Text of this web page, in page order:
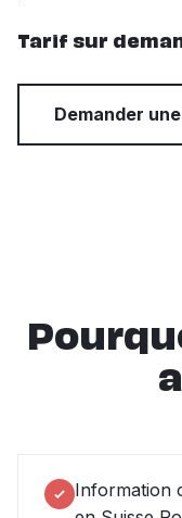
Tarif sur
Demander
Information